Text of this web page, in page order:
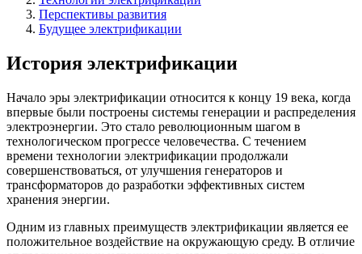
Перспективы развития
Будущее электрификации
История электрификации
Начало эры электрификации относится к концу 19 века, когда
впервые были построены системы генерации и распределения
электроэнергии. Это стало революционным шагом в
технологическом прогрессе человечества. С течением
времени технологии электрификации продолжали
совершенствоваться, от улучшения генераторов и
трансформаторов до разработки эффективных систем
хранения энергии.
Одним из главных преимуществ электрификации является ее
положительное воздействие на окружающую среду. В отличие